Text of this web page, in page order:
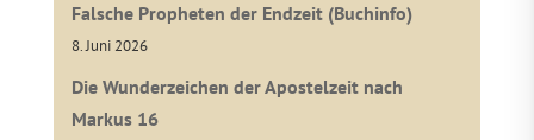
Falsche Propheten der Endzeit (Buchinfo)
8. Juni 2026
Die Wunderzeichen der Apostelzeit nach
Markus 16